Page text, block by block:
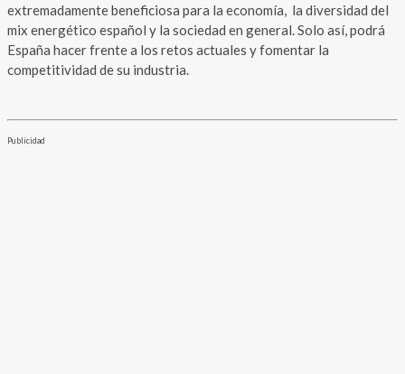
extremadamente beneficiosa para la economía, la diversidad del
mix energético español y la sociedad en general. Solo así, podrá
España hacer frente a los retos actuales y fomentar la
competitividad de su industria.
Publicidad